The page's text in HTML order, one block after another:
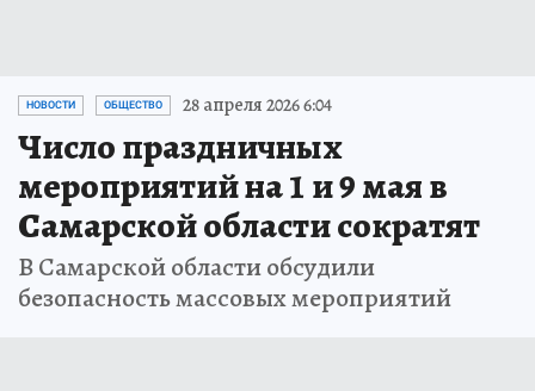
НОВОСТИ ОБЩЕСТВО 28 апреля 2026 6:04
Число праздничных
мероприятий на 1 и 9 мая в
Самарской области сократят
В Самарской области обсудили
безопасность массовых мероприятий